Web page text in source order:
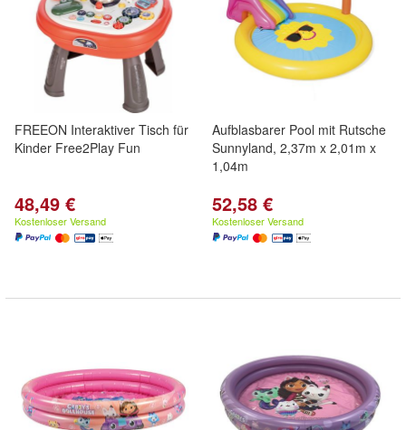
FREEON Interaktiver Tisch für
Kinder Free2Play Fun
48,49 €
Kostenloser Versand
Aufblasbarer Pool mit Rutsche
Sunnyland, 2,37m x 2,01m x
1,04m
52,58 €
Kostenloser Versand